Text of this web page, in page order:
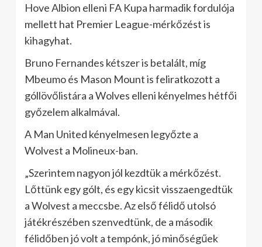
Hove Albion elleni FA Kupa harmadik fordulója
mellett hat Premier League-mérkőzést is
kihagyhat.
Bruno Fernandes kétszer is betalált, míg
Mbeumo és Mason Mount is feliratkozott a
góllövőlistára a Wolves elleni kényelmes hétfői
győzelem alkalmával.
A Man United kényelmesen legyőzte a
Wolvest a Molineux-ban.
„Szerintem nagyon jól kezdtük a mérkőzést.
Lőttünk egy gólt, és egy kicsit visszaengedtük
a Wolvest a meccsbe. Az első félidő utolsó
játékrészében szenvedtünk, de a második
félidőben jó volt a tempónk, jó minőségűek